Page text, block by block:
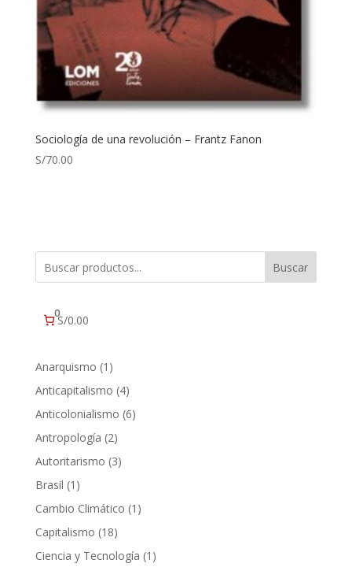
Sociología de una revolución – Frantz Fanon
S/70.00
Buscar
0S/0.00
Anarquismo 1 1
producto
Anticapitalismo 44
productos
Anticolonialismo 66
Antropología 22
productos
Autoritarismo 33
Brasil 1 1
producto
Cambio Climático 1 1
Capitalismo 1818
productos
Ciencia y Tecnología 1 1